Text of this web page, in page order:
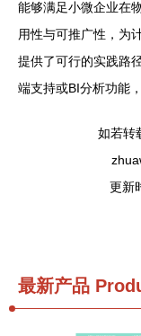
能够满足小微企业在
用性与可推广性，为
提供了可行的实践路
端支持或BI分析功能
如若转
更新
最新产品